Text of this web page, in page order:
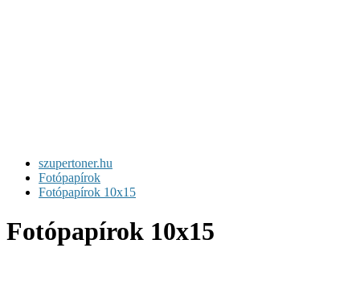
szupertoner.hu
Fotópapírok
Fotópapírok 10x15
Fotópapírok 10x15